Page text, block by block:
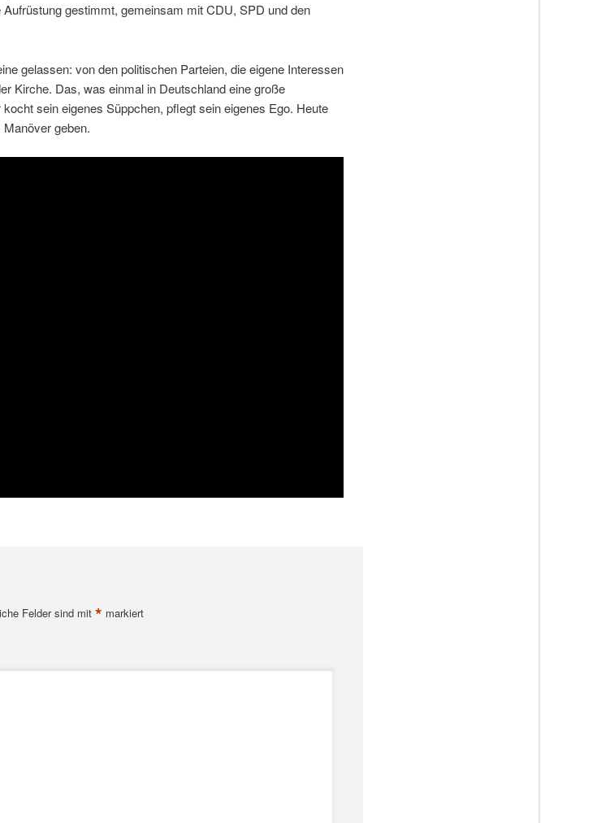
gestimmt, gemeinsam mit CDU, SPD und den
gelassen: von den politischen Parteien, die eigene Interessen
Kirche. Das, was einmal in Deutschland eine große
sein eigenes Süppchen, pflegt sein eigenes Ego. Heute
geben.
Felder sind mit * markiert